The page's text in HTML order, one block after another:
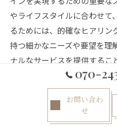
やライフスタイルに合わせて
るためには、的確なヒアリン
持つ細かなニーズや要望を理
ナルなサービスを提供するこ
別なイベントに合わせたデザ
たシンプルでありながら個性
期待を超える提案が可能とな
て、顧客との信頼関係を築き
070-
お問い合わ
せ